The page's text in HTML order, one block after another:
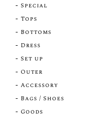
Special
Tops
Bottoms
Dress
Set up
Outer
Accessory
Bags / Shoes
Goods